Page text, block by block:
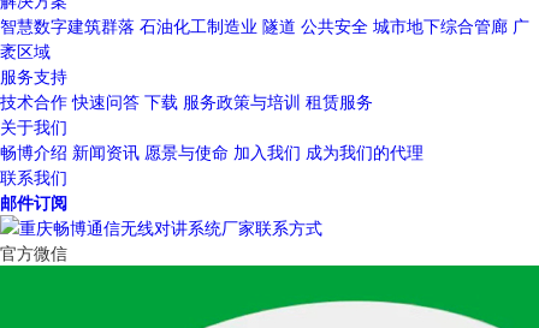
智慧数字建筑群落 石油化工制造业 隧道 公共安全 城市地下综合管廊 广
袤区域
服务支持
技术合作 快速问答 下载 服务政策与培训 租赁服务
关于我们
畅博介绍 新闻资讯 愿景与使命 加入我们 成为我们的代理
联系我们
邮件订阅
官方微信